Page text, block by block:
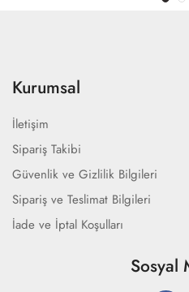
Kurumsal
İletişim
Sipariş Takibi
Güvenlik ve Gizlilik Bilgileri
Sipariş ve Teslimat Bilgileri
İade ve İptal Koşulları
Sosyal